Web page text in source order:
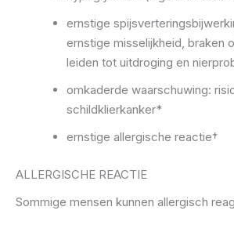
ernstige
ernstige misselijkheid, braken
leiden tot uitdroging en
omkaderde waarschuwing:
schildklierkanker*
ernstige allergische reactie†
ALLERGISCHE REACTIE
Sommige mensen kunnen allergisch